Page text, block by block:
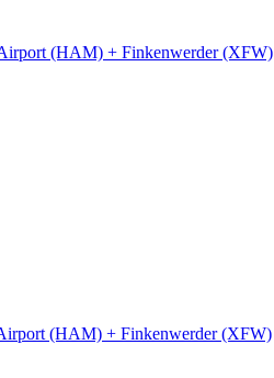
(HAM) + Finkenwerder (XFW)
(HAM) + Finkenwerder (XFW)